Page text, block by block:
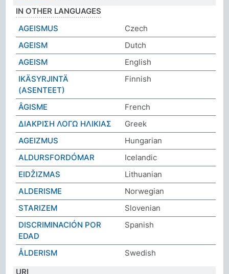
IN OTHER LANGUAGES
AGEISMUS
Czech
AGEISM
Dutch
AGEISM
English
IKÄSYRJINTÄ
(ASENTEET)
Finnish
ÂGISME
French
ΔΙΑΚΡΙΣΗ ΛΟΓΩ ΗΛΙΚΙΑΣ
Greek
AGEIZMUS
Hungarian
ALDURSFORDÓMAR
Icelandic
EIDŽIZMAS
Lithuanian
ALDERISME
Norwegian
STARIZEM
Slovenian
DISCRIMINACIÓN POR
EDAD
Spanish
ÅLDERISM
Swedish
URI